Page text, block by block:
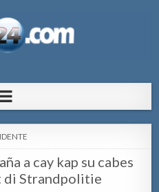
a cay kap su cabes
di Strandpolitie